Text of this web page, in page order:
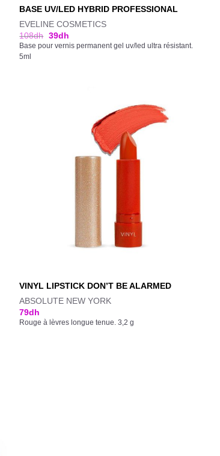
BASE UV/LED HYBRID PROFESSIONAL
EVELINE COSMETICS
108dh 39dh
Base pour vernis permanent gel uv/led ultra résistant.
5ml
VINYL LIPSTICK DON’T BE ALARMED
ABSOLUTE NEW YORK
79dh
Rouge à lèvres longue tenue. 3,2 g